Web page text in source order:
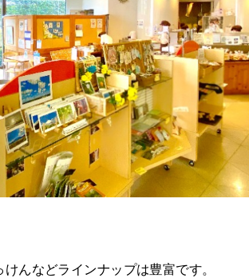
んなどラインナップは豊富です。